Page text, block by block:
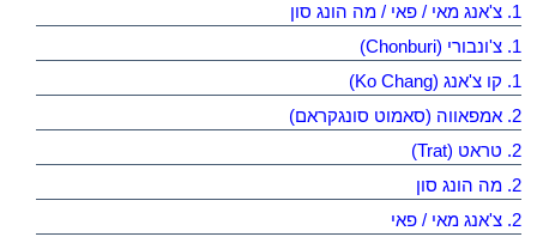
1. צ'אנג מאי / פאי / מה הונג סון
1. צ'ונבורי (Chonburi)
1. קו צ'אנג (Ko Chang)
2. אמפאווה (סאמוט סונגקראם)
2. טראט (Trat)
2. מה הונג סון
2. צ'אנג מאי / פאי